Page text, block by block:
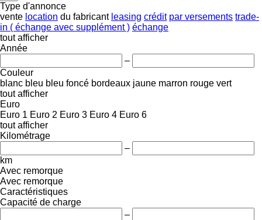
Type d'annonce
vente location du fabricant leasing crédit par versements trade-
in ( échange avec supplément ) échange
tout afficher
Année
–
Couleur
blanc bleu bleu foncé bordeaux jaune marron rouge vert
tout afficher
Euro
Euro 1 Euro 2 Euro 3 Euro 4 Euro 6
tout afficher
Kilométrage
–
km
Avec remorque
Avec remorque
Caractéristiques
Capacité de charge
–